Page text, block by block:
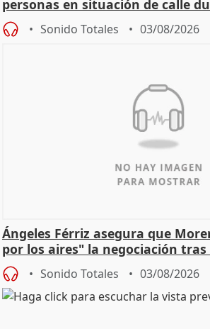
personas en situación de calle
de Calor
Sonido Totales 03/08/2026
Ángeles Férriz asegura que
por los aires" la negociación tras
SMA
Sonido Totales 03/08/2026